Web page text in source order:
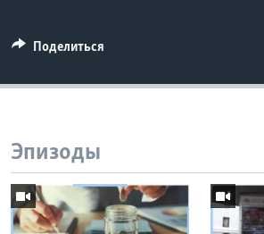
Поделиться
Эпизоды